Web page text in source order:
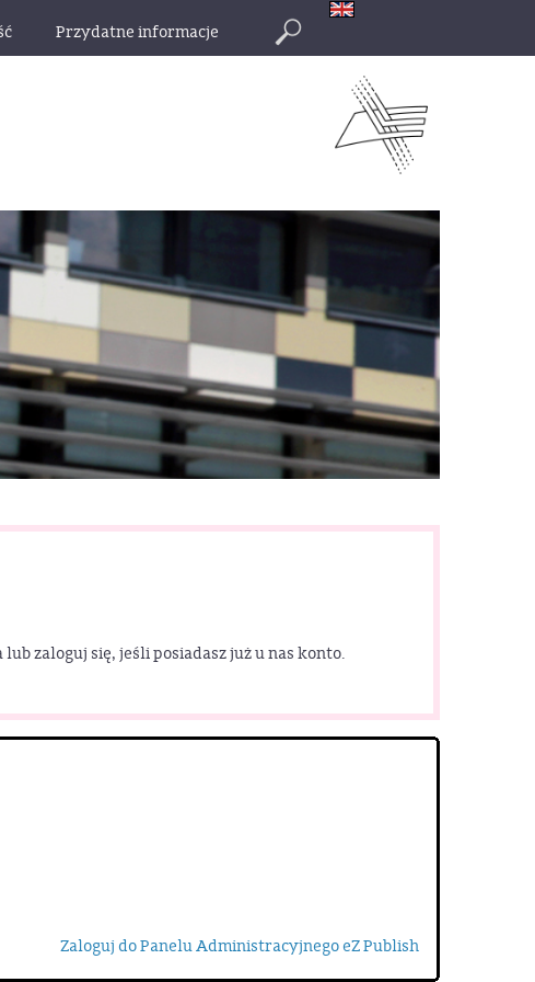
Przydatne informacje
zaloguj się, jeśli posiadasz już u nas konto.
Zaloguj do Panelu Administracyjnego eZ Publish